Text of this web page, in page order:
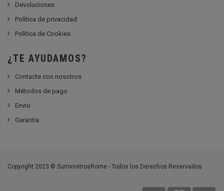
Devoluciones
Política de privacidad
Política de Cookies
¿TE AYUDAMOS?
Contacte con nosotros
Métodos de pago
Envio
Garantia
Copyright 2023 © SuministrosRome - Todos los Derechos Reservados